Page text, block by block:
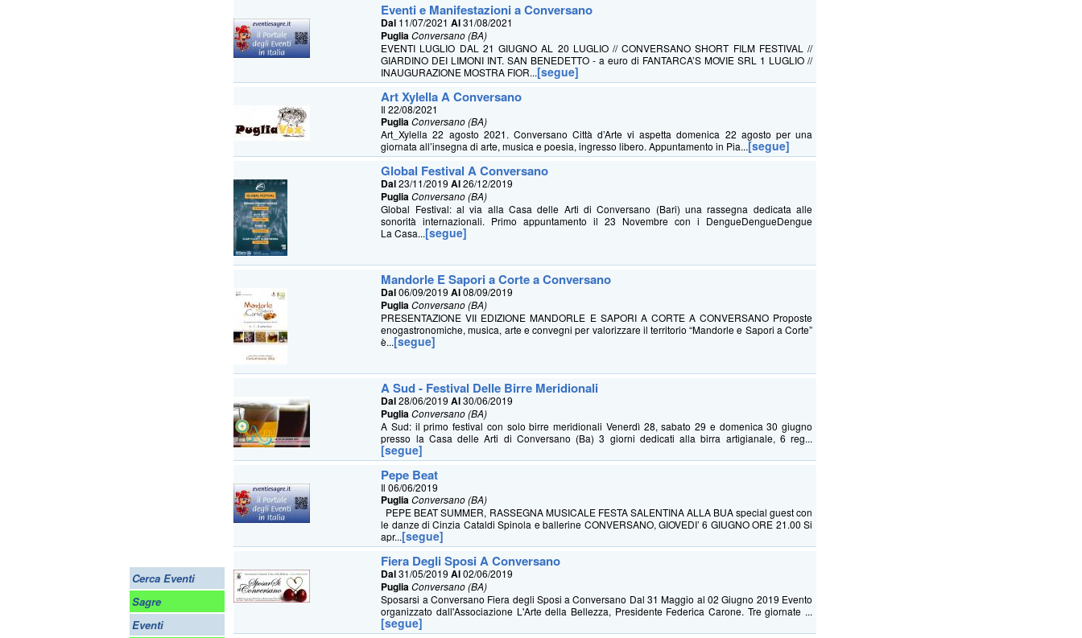
Cerca Eventi
Sagre
Eventi
Eventi e Manifestazioni a Conversano
Dal 11/07/2021Al31/08/2021
PugliaConversano (BA)
EVENTI LUGLIO DAL 21 GIUGNO AL 20 LUGLIO // CONVERSANO SHORT FILM FESTIVAL //
GIARDINO DEI LIMONI INT. SAN BENEDETTO - a euro di FANTARCA’S MOVIE SRL 1 LUGLIO //
INAUGURAZIONE MOSTRA FIOR...[segue]
Art Xylella A Conversano
Il 22/08/2021
PugliaConversano (BA)
Art_Xylella 22 agosto 2021. Conversano Città d’Arte vi aspetta domenica 22 agosto per una
giornata all’insegna di arte, musica e poesia, ingresso libero. Appuntamento in Pia...[segue]
Global Festival A Conversano
Dal23/11/2019Al26/12/2019
PugliaConversano (BA)
Global Festival: al via alla Casa delle Arti di Conversano (Bari) una rassegna dedicata alle
sonorità internazionali. Primo appuntamento il 23 Novembre con i DengueDengueDengue
La Casa...[segue]
Mandorle E Sapori a Corte a Conversano
Dal06/09/2019Al08/09/2019
PugliaConversano (BA)
PRESENTAZIONE VII EDIZIONE MANDORLE E SAPORI A CORTE A CONVERSANO Proposte
enogastronomiche, musica, arte e convegni per valorizzare il territorio “Mandorle e Sapori a Corte”
è...[segue]
A Sud - Festival Delle Birre Meridionali
Dal28/06/2019Al30/06/2019
PugliaConversano (BA)
A Sud: il primo festival con solo birre meridionali Venerdì 28, sabato 29 e domenica 30 giugno
presso la Casa delle Arti di Conversano (Ba) 3 giorni dedicati alla birra artigianale, 6 reg...
[segue]
Pepe Beat
Il 06/06/2019
PugliaConversano (BA)
PEPE BEAT SUMMER, RASSEGNA MUSICALE FESTA SALENTINA ALLA BUA special guest con
le danze di Cinzia Cataldi Spinola e ballerine CONVERSANO, GIOVEDI’ 6 GIUGNO ORE 21.00 Si
apr...[segue]
Fiera Degli Sposi A Conversano
Dal31/05/2019Al02/06/2019
PugliaConversano (BA)
Sposarsi a Conversano Fiera degli Sposi a Conversano Dal 31 Maggio al 02 Giugno 2019 Evento
organizzato dall'Associazione L'Arte della Bellezza, Presidente Federica Carone. Tre giornate ...
[segue]